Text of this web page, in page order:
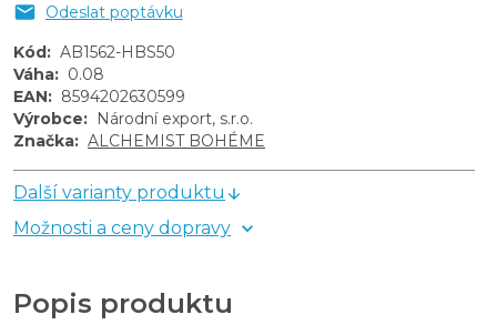
Odeslat poptávku
Kód : AB1562-HBS50
Váha: 0.08
EAN: 8594202630599
Výrobce:
Národní export, s.r.o.
Značka: ALCHEMIST BOHÉME
Další varianty produktu
Možnosti a ceny dopravy
Popis produktu